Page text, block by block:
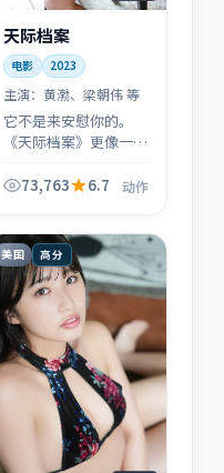
天际档案
电影 2023
主演： 黄渤、梁朝伟 等
它不是来安慰你的。
《天际档案》更像一次
普通人还能守住哪一条
73,763 6.7 动作
美国 高分